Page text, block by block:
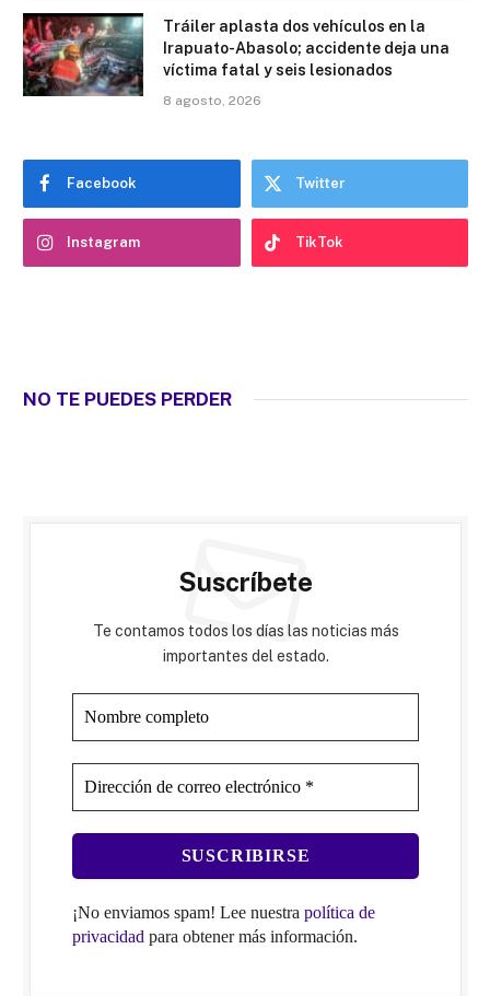
Tráiler aplasta dos vehículos en la
Irapuato-Abasolo; accidente deja una
víctima fatal y seis lesionados
8 agosto, 2026
Facebook Twitter
Instagram TikTok
NO TE PUEDES PERDER
Suscríbete
Te contamos todos los días las noticias más
importantes del estado.
¡No enviamos spam! Lee nuestra política de
privacidad para obtener más información.